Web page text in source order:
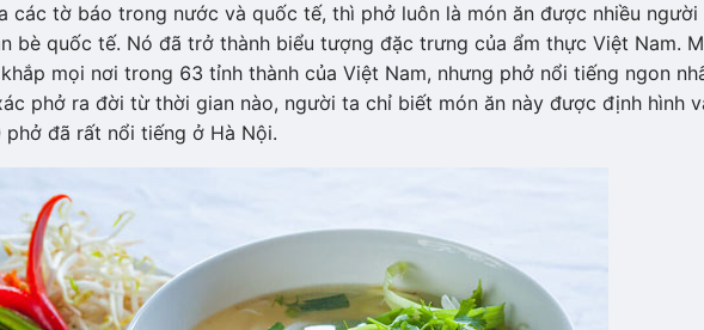
các tờ báo trong nước và quốc tế, thì phở luôn là món ăn được nhiều người
bè quốc tế. Nó đã trở thành biểu tượng đặc trưng của ẩm thực Việt Nam.
mọi nơi trong 63 tỉnh thành của Việt Nam, nhưng phở nổi tiếng ngon
phở ra đời từ thời gian nào, người ta chỉ biết món ăn này được định hình
đã rất nổi tiếng ở Hà Nội.